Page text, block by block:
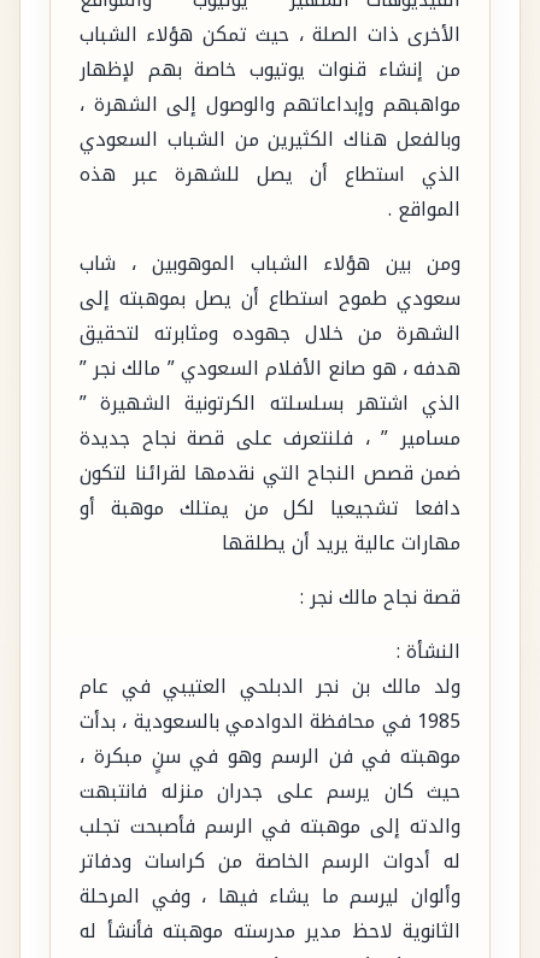
الأخرى ذات الصلة ، حيث تمكن هؤلاء الشباب
من إنشاء قنوات يوتيوب خاصة بهم لإظهار
مواهبهم وإبداعاتهم والوصول إلى الشهرة ،
وبالفعل هناك الكثيرين من الشباب السعودي
الذي استطاع أن يصل للشهرة عبر هذه
المواقع .
ومن بين هؤلاء الشباب الموهوبين ، شاب
سعودي طموح استطاع أن يصل بموهبته إلى
الشهرة من خلال جهوده ومثابرته لتحقيق
هدفه ، هو صانع الأفلام السعودي ” مالك نجر ”
الذي اشتهر بسلسلته الكرتونية الشهيرة ”
مسامير ” ، فلنتعرف على قصة نجاح جديدة
ضمن قصص النجاح التي نقدمها لقرائنا لتكون
دافعا تشجيعيا لكل من يمتلك موهبة أو
مهارات عالية يريد أن يطلقها
قصة نجاح مالك نجر :
النشأة :
ولد مالك بن نجر الدبلحي العتيبي في عام
1985 في محافظة الدوادمي بالسعودية ، بدأت
موهبته في فن الرسم وهو في سنٍ مبكرة ،
حيث كان يرسم على جدران منزله فانتبهت
والدته إلى موهبته في الرسم فأصبحت تجلب
له أدوات الرسم الخاصة من كراسات ودفاتر
وألوان ليرسم ما يشاء فيها ، وفي المرحلة
الثانوية لاحظ مدير مدرسته موهبته فأنشأ له